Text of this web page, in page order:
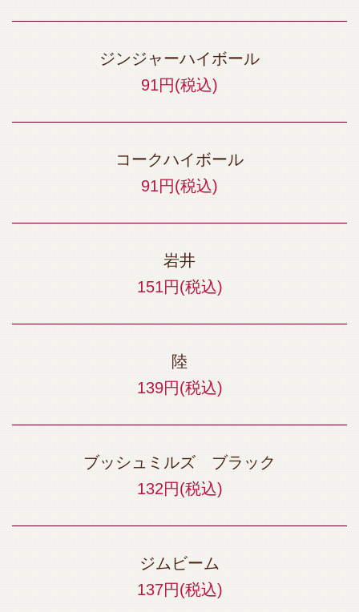
ジンジャーハイボール
91円(税込)
コークハイボール
91円(税込)
岩井
151円(税込)
陸
139円(税込)
ブッシュミルズ ブラック
132円(税込)
ジムビーム
137円(税込)